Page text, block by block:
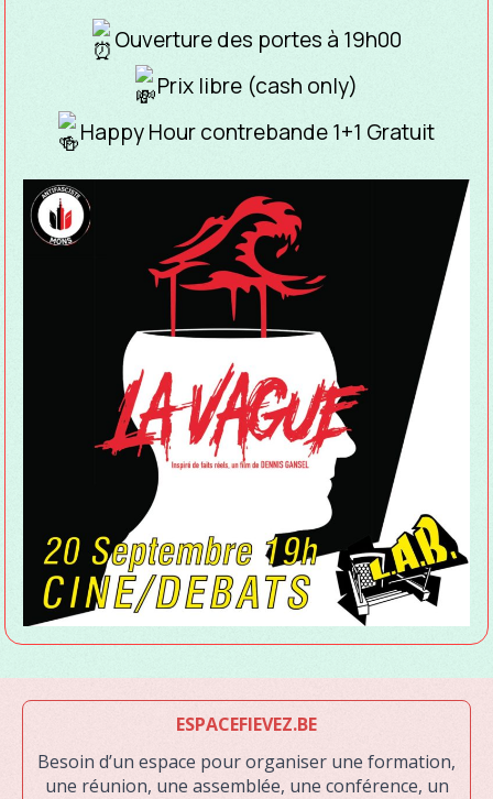
Ouverture des portes à 19h00
Prix libre (cash only)
Happy Hour contrebande 1+1 Gratuit
ESPACEFIEVEZ.BE
Besoin d’un espace pour organiser une formation,
une réunion, une assemblée, une conférence, un